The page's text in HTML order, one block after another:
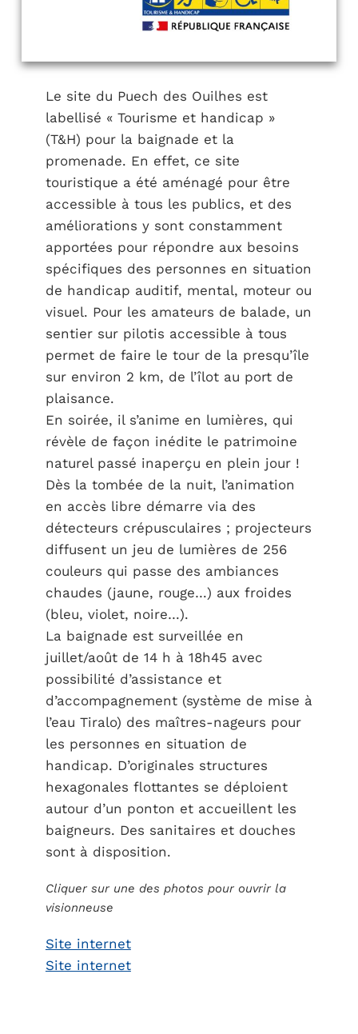
Le site du Puech des Ouilhes est
labellisé « Tourisme et handicap »
(T&H) pour la baignade et la
promenade. En effet, ce site
touristique a été aménagé pour être
accessible à tous les publics, et des
améliorations y sont constamment
apportées pour répondre aux besoins
spécifiques des personnes en situation
de handicap auditif, mental, moteur ou
visuel. Pour les amateurs de balade, un
sentier sur pilotis accessible à tous
permet de faire le tour de la presqu’île
sur environ 2 km, de l’îlot au port de
plaisance.
En soirée, il s’anime en lumières, qui
révèle de façon inédite le patrimoine
naturel passé inaperçu en plein jour !
Dès la tombée de la nuit, l’animation
en accès libre démarre via des
détecteurs crépusculaires ; projecteurs
diffusent un jeu de lumières de 256
couleurs qui passe des ambiances
chaudes (jaune, rouge…) aux froides
(bleu, violet, noire…).
La baignade est surveillée en
juillet/août de 14 h à 18h45 avec
possibilité d’assistance et
d’accompagnement (système de mise à
l’eau Tiralo) des maîtres-nageurs pour
les personnes en situation de
handicap. D’originales structures
hexagonales flottantes se déploient
autour d’un ponton et accueillent les
baigneurs. Des sanitaires et douches
sont à disposition.
Cliquer sur une des photos pour ouvrir la
visionneuse
Site internet
Site internet